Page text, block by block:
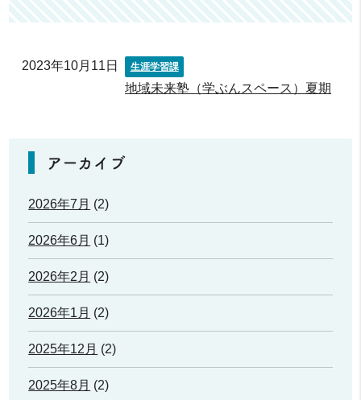
2023年10月11日 生涯学習課
地域未来塾（学ぶんスペース）夏期
アーカイブ
2026年7月 (2)
2026年6月 (1)
2026年2月 (2)
2026年1月 (2)
2025年12月 (2)
2025年8月 (2)